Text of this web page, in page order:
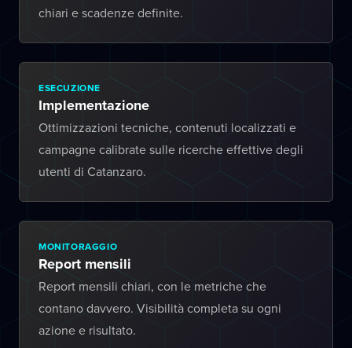
chiari e scadenze definite.
ESECUZIONE
Implementazione
Ottimizzazioni tecniche, contenuti localizzati e
campagne calibrate sulle ricerche effettive degli
utenti di Catanzaro.
MONITORAGGIO
Report mensili
Report mensili chiari, con le metriche che
contano davvero. Visibilità completa su ogni
azione e risultato.